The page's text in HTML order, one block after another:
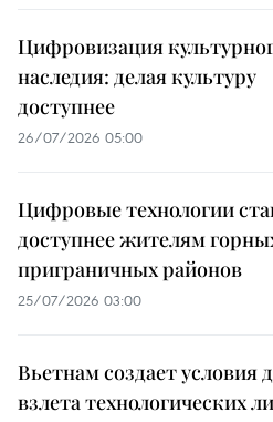
Цифровизация
наследия: делая культуру
доступнее
26/07/2026 05:00
Цифровые технологии
доступнее жителям
приграничных районов
25/07/2026 03:00
Вьетнам создает условия
взлета технологических